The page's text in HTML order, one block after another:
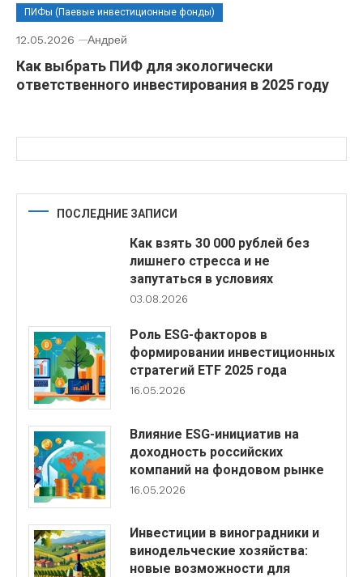
ПИФы (Паевые инвестиционные фонды)
12.05.2026 Андрей
Как выбрать ПИФ для экологически
ответственного инвестирования в 2025 году
ПОСЛЕДНИЕ ЗАПИСИ
Как взять 30 000 рублей без
лишнего стресса и не
запутаться в условиях
03.08.2026
Роль ESG-факторов в
формировании инвестиционных
стратегий ETF 2025 года
16.05.2026
Влияние ESG-инициатив на
доходность российских
компаний на фондовом рынке
16.05.2026
Инвестиции в виноградники и
винодельческие хозяйства:
новые возможности для